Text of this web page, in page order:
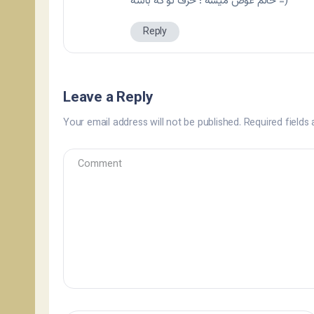
Reply
Leave a Reply
Your email address will not be published. Required